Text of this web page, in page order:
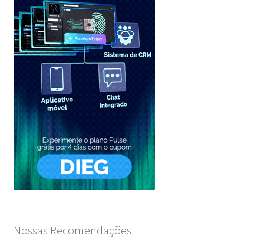
Nossas Recomendações